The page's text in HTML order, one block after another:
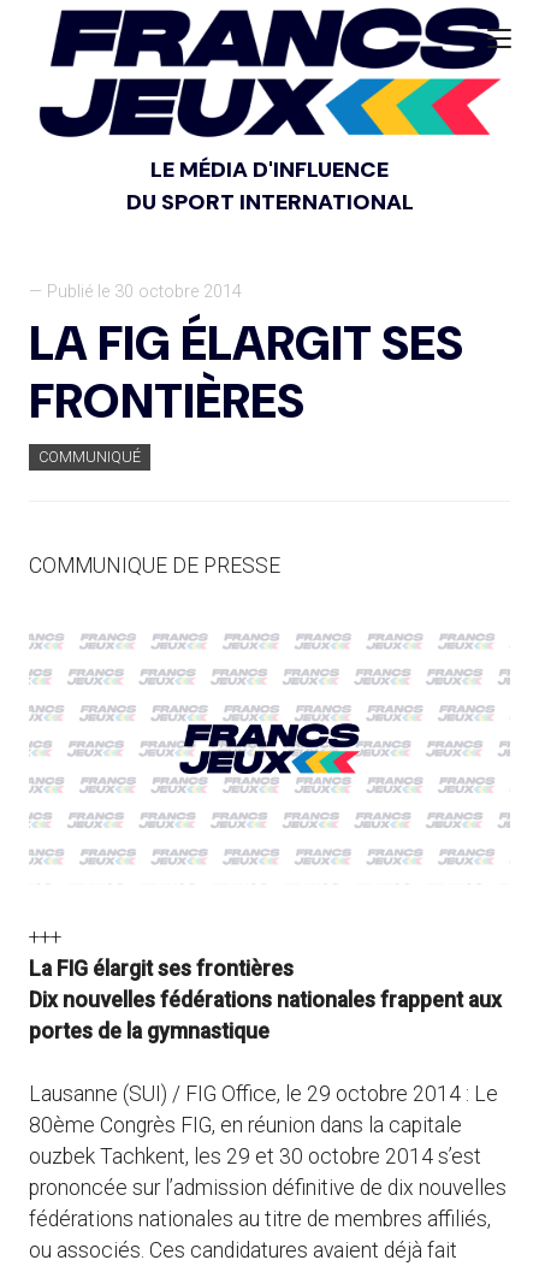
LE MÉDIA D'INFLUENCE
DU SPORT INTERNATIONAL
— Publié le 30 octobre 2014
LA FIG ÉLARGIT SES
FRONTIÈRES
COMMUNIQUÉ
COMMUNIQUE DE PRESSE
+++
La FIG élargit ses frontières
Dix nouvelles fédérations nationales frappent aux
portes de la gymnastique
Lausanne (SUI) / FIG Office, le 29 octobre 2014 : Le
80ème Congrès FIG, en réunion dans la capitale
ouzbek Tachkent, les 29 et 30 octobre 2014 s’est
prononcée sur l’admission définitive de dix nouvelles
fédérations nationales au titre de membres affiliés,
ou associés. Ces candidatures avaient déjà fait